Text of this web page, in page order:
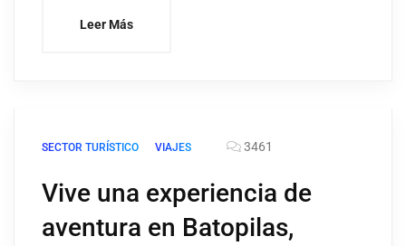
Leer Más
SECTOR TURÍSTICO VIAJES 3461
Vive una experiencia de
aventura en Batopilas,